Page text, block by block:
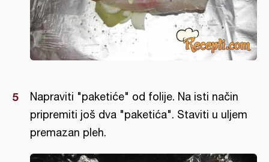
Napraviti "paketiće" od folije. Na isti način
pripremiti još dva "paketića". Staviti u uljem
premazan pleh.